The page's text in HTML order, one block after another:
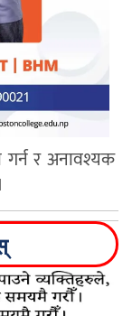
गर्न र अनावश्यक